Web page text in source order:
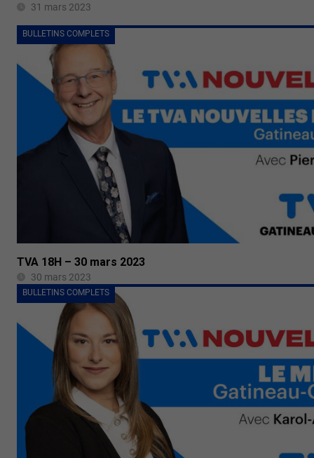
31 mars 2023
BULLETINS COMPLETS
TVA 18H – 30 mars 2023
30 mars 2023
BULLETINS COMPLETS